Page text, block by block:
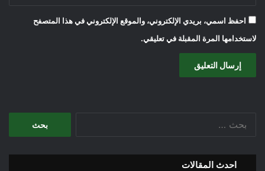
احفظ اسمي، بريدي الإلكتروني، والموقع الإلكتروني في هذا المتصفح
لاستخدامها المرة المقبلة في تعليقي.
احدث المقالات